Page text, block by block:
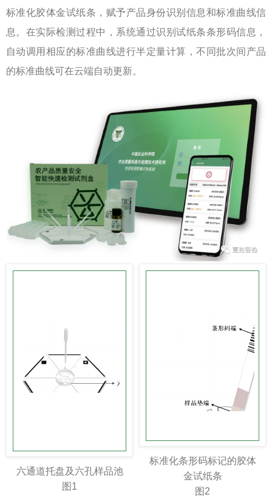
标准化胶体金试纸条，赋予产品身份识别信息和标准曲线信
息。在实际检测过程中，系统通过识别试纸条条形码信息，
自动调用相应的标准曲线进行半定量计算，不同批次间产品
的标准曲线可在云端自动更新。
六通道托盘及六孔样品池
图1
标准化条形码标记的胶体
金试纸条
图2